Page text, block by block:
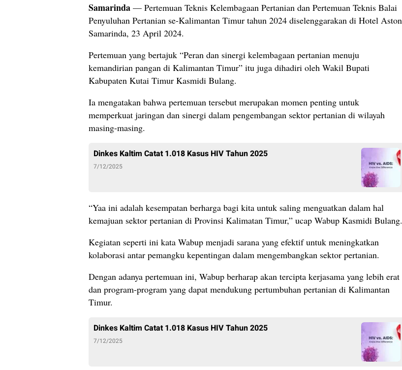
Samarinda — Pertemuan Teknis Kelembagaan Pertanian dan Pertemuan Teknis Balai
Penyuluhan Pertanian se-Kalimantan Timur tahun 2024 diselenggarakan di Hotel Aston
Samarinda, 23 April 2024.
Pertemuan yang bertajuk “Peran dan sinergi kelembagaan pertanian menuju
kemandirian pangan di Kalimantan Timur” itu juga dihadiri oleh Wakil Bupati
Kabupaten Kutai Timur Kasmidi Bulang.
Ia mengatakan bahwa pertemuan tersebut merupakan momen penting untuk
memperkuat jaringan dan sinergi dalam pengembangan sektor pertanian di wilayah
masing-masing.
Dinkes Kaltim Catat 1.018 Kasus HIV Tahun 2025
7/12/2025
“Yaa ini adalah kesempatan berharga bagi kita untuk saling menguatkan dalam hal
kemajuan sektor pertanian di Provinsi Kalimatan Timur,” ucap Wabup Kasmidi Bulang.
Kegiatan seperti ini kata Wabup menjadi sarana yang efektif untuk meningkatkan
kolaborasi antar pemangku kepentingan dalam mengembangkan sektor pertanian.
Dengan adanya pertemuan ini, Wabup berharap akan tercipta kerjasama yang lebih erat
dan program-program yang dapat mendukung pertumbuhan pertanian di Kalimantan
Timur.
Dinkes Kaltim Catat 1.018 Kasus HIV Tahun 2025
7/12/2025